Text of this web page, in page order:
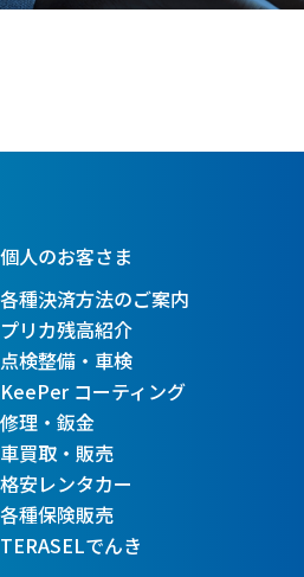
個人のお客さま
各種決済方法のご案内
プリカ残高紹介
点検整備・車検
KeePer コーティング
修理・鈑金
車買取・販売
格安レンタカー
各種保険販売
TERASELでんき